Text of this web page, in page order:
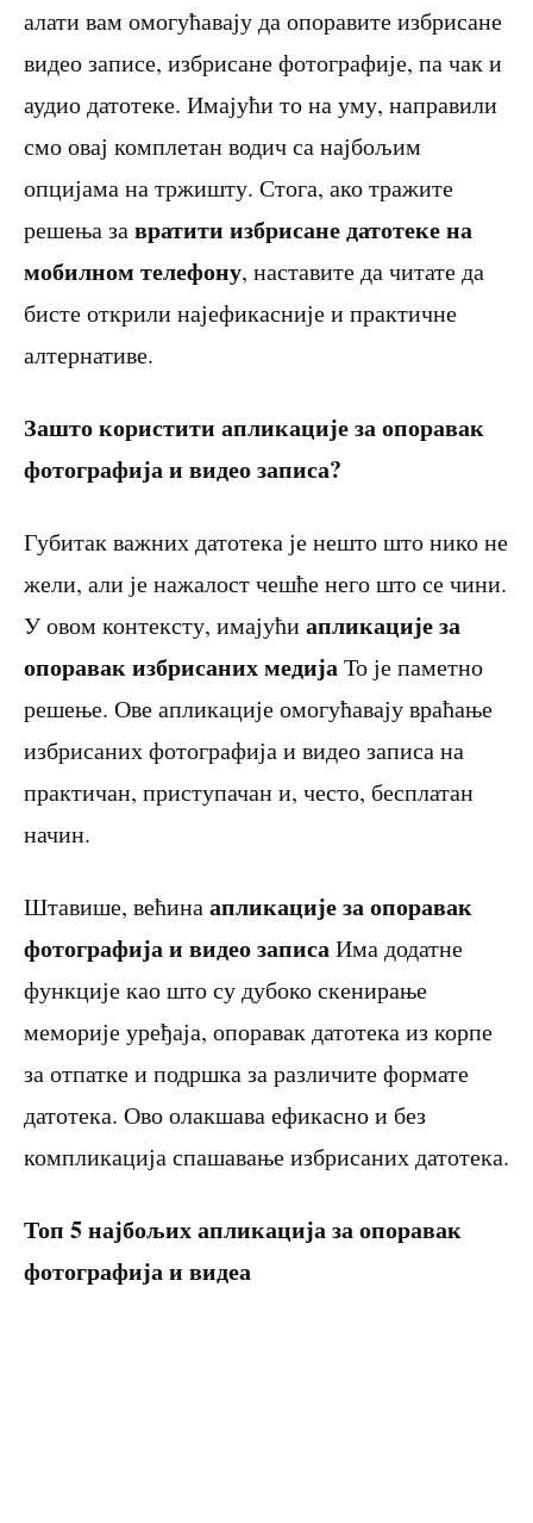
алати вам омогућавају да опоравите избрисане
видео записе, избрисане фотографије, па чак и
аудио датотеке. Имајући то на уму, направили
смо овај комплетан водич са најбољим
опцијама на тржишту. Стога, ако тражите
решења завратити избрисане датотеке на
мобилном телефону, наставите да читате да
бисте открили најефикасније и практичне
алтернативе.
Зашто користити апликације за опоравак
фотографија и видео записа?
Губитак важних датотека је нешто што нико не
жели, али је нажалост чешће него што се чини.
У овом контексту, имајућиапликације за
опоравак избрисаних медијаТо је паметно
решење. Ове апликације омогућавају враћање
избрисаних фотографија и видео записа на
практичан, приступачан и, често, бесплатан
начин.
Штавише, већинаапликације за опоравак
фотографија и видео записаИма додатне
функције као што су дубоко скенирање
меморије уређаја, опоравак датотека из корпе
за отпатке и подршка за различите формате
датотека. Ово олакшава ефикасно и без
компликација спашавање избрисаних датотека.
Топ 5 најбољих апликација за опоравак
фотографија и видеа